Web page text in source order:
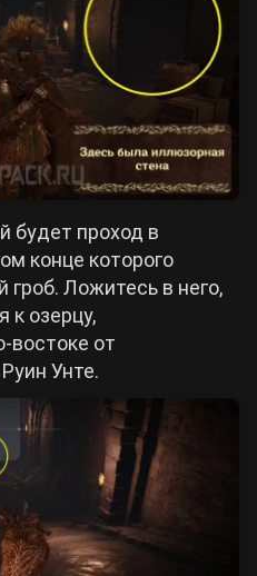
будет проход в
конце которого
Ложитесь в него,
к озерцу,
востоке от
Унте.